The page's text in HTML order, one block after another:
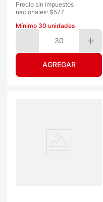
Precio sin impuestos
nacionales: $577
Mínimo 30 unidades
30